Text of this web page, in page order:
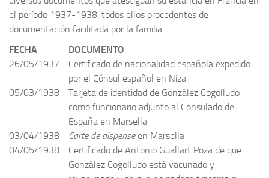
el período 1937-1938, todos ellos procedentes de
documentación facilitada por la familia.
FECHA
DOCUMENTO
26/05/1937
Certificado de nacionalidad española expedido
por el Cónsul español en Niza
05/03/1938
Tarjeta de identidad de González Cogolludo
como funcionario adjunto al Consulado de
España en Marsella
03/04/1938
Carte de dispenseen Marsella
04/05/1938
Certificado de Antonio Guallart Poza de que
González Cogolludo está vacunado y